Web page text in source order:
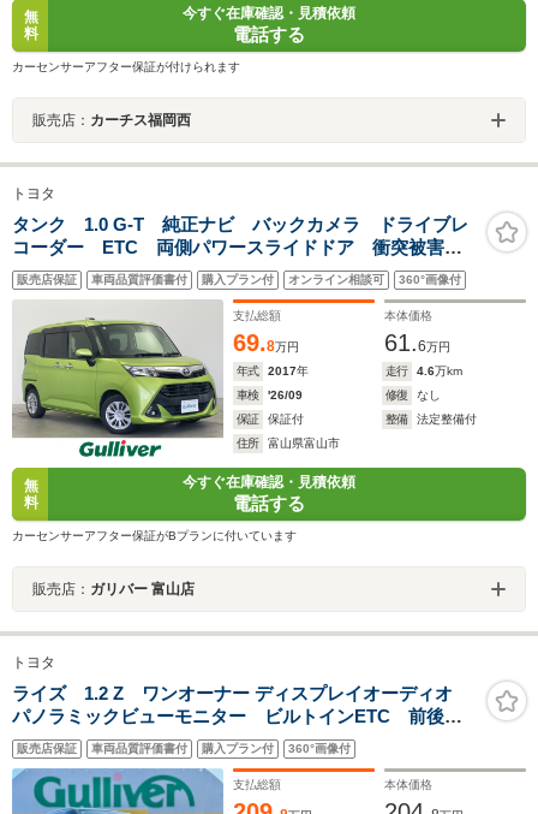
無
料
今すぐ在庫確認・見積依頼
電話する
カーセンサーアフター保証が付けられます
販売店： カーチス福岡西
トヨタ
タンク 1.0 G-T 純正ナビ バックカメラ ドライブレ
コーダー ETC 両側パワースライドドア 衝突被害軽
減システム 横滑り防止装置 アイドリングストップ
オートハロゲンライト フォグライト ステアリングス
イッチ AAC
販売店保証 車両品質評価書付 購入プラン付 オンライン相談可 360°画像付
支払総額
69.8万円
本体価格
61.6万円
年式
2017年 走行 4.6万km
車検
'26/09 修復
なし
保証
保証付 整備
法定整備付
住所
富山県富山市
無
料
今すぐ在庫確認・見積依頼
電話する
カーセンサーアフター保証がBプランに付いています
販売店： ガリバー 富山店
トヨタ
ライズ 1.2 Z ワンオーナー ディスプレイオーディオ
パノラミックビューモニター ビルトインETC 前後ド
ライブレコーダー ブラインドスポットモニター 当店
買取 ガリバー3ヶ月保証 カーセンサー認定検査済車両 修
復歴無
販売店保証 車両品質評価書付 購入プラン付 360°画像付
支払総額 本体価格